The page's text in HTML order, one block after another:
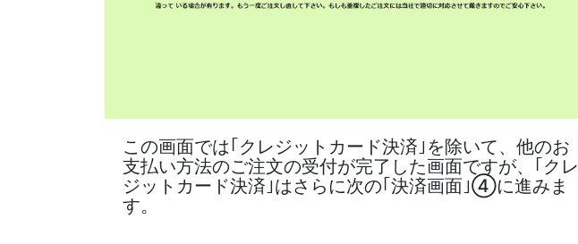
この画面では｢クレジットカード決済｣を除いて、他のお
支払い方法のご注文の受付が完了した画面ですが、｢クレ
ジットカード決済｣はさらに次の｢決済画面｣④に進みま
す。